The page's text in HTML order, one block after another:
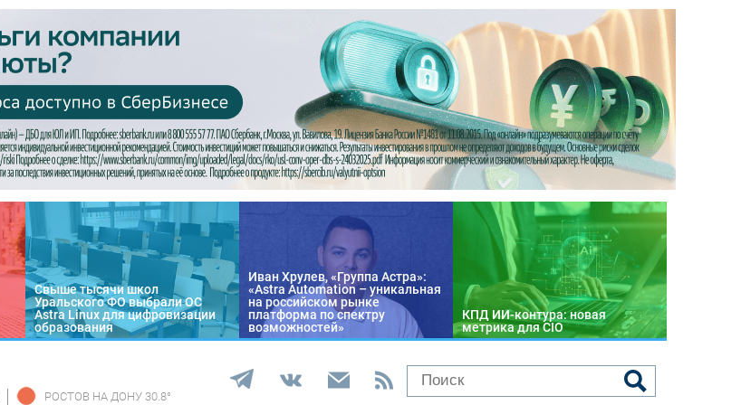
Свыше тысячи школ
Уральского ФО выбрали ОС
Astra Linux для цифровизации
образования
Иван Хрулев, «Группа Астра»:
«Astra Automation – уникальная
на российском рынке
платформа по спектру
возможностей»
КПД ИИ-контура: новая
метрика для CIO
РОСТОВ НА ДОНУ 30.8°